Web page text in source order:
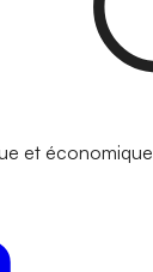
et économique